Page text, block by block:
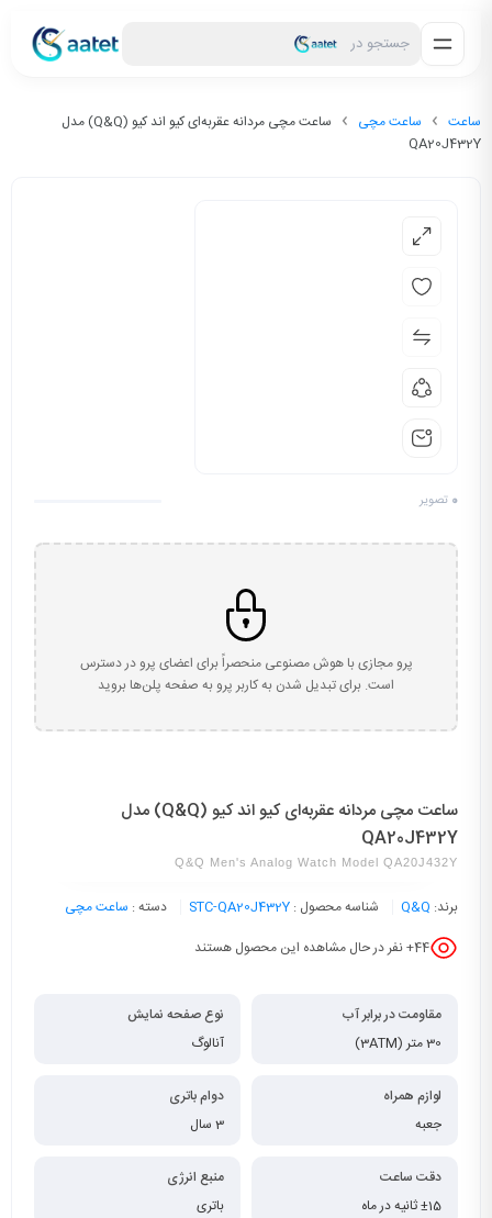
جستجو در
ساعت ساعت مچی
ساعت مچی مردانه عقربه‌ای کیو اند کیو (Q&Q) مدل
QA20J432Y
0 تصویر
پرو مجازی با هوش مصنوعی منحصراً برای اعضای پرو در دسترس
است. برای تبدیل شدن به کاربر پرو به صفحه پلن‌ها بروید
ساعت مچی مردانه عقربه‌ای کیو اند کیو (Q&Q) مدل
QA20J432Y
Q&Q Men's Analog Watch Model QA20J432Y
برند: Q&Q شناسه محصول : STC-QA20J432Y دسته : ساعت مچی
44+ نفر در حال مشاهده این محصول هستند
مقاومت در برابر آب
30 متر (3ATM)
نوع صفحه نمایش
آنالوگ
لوازم همراه
جعبه
دوام باتری
3 سال
دقت ساعت
±15 ثانیه در ماه
منبع انرژی
باتری